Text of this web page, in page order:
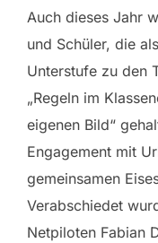
Auch dieses Jahr
und Schüler, die
Unterstufe zu den
„Regeln im
eigenen Bild“
Engagement mit
gemeinsamen
Verabschiedet
Netpiloten Fabian